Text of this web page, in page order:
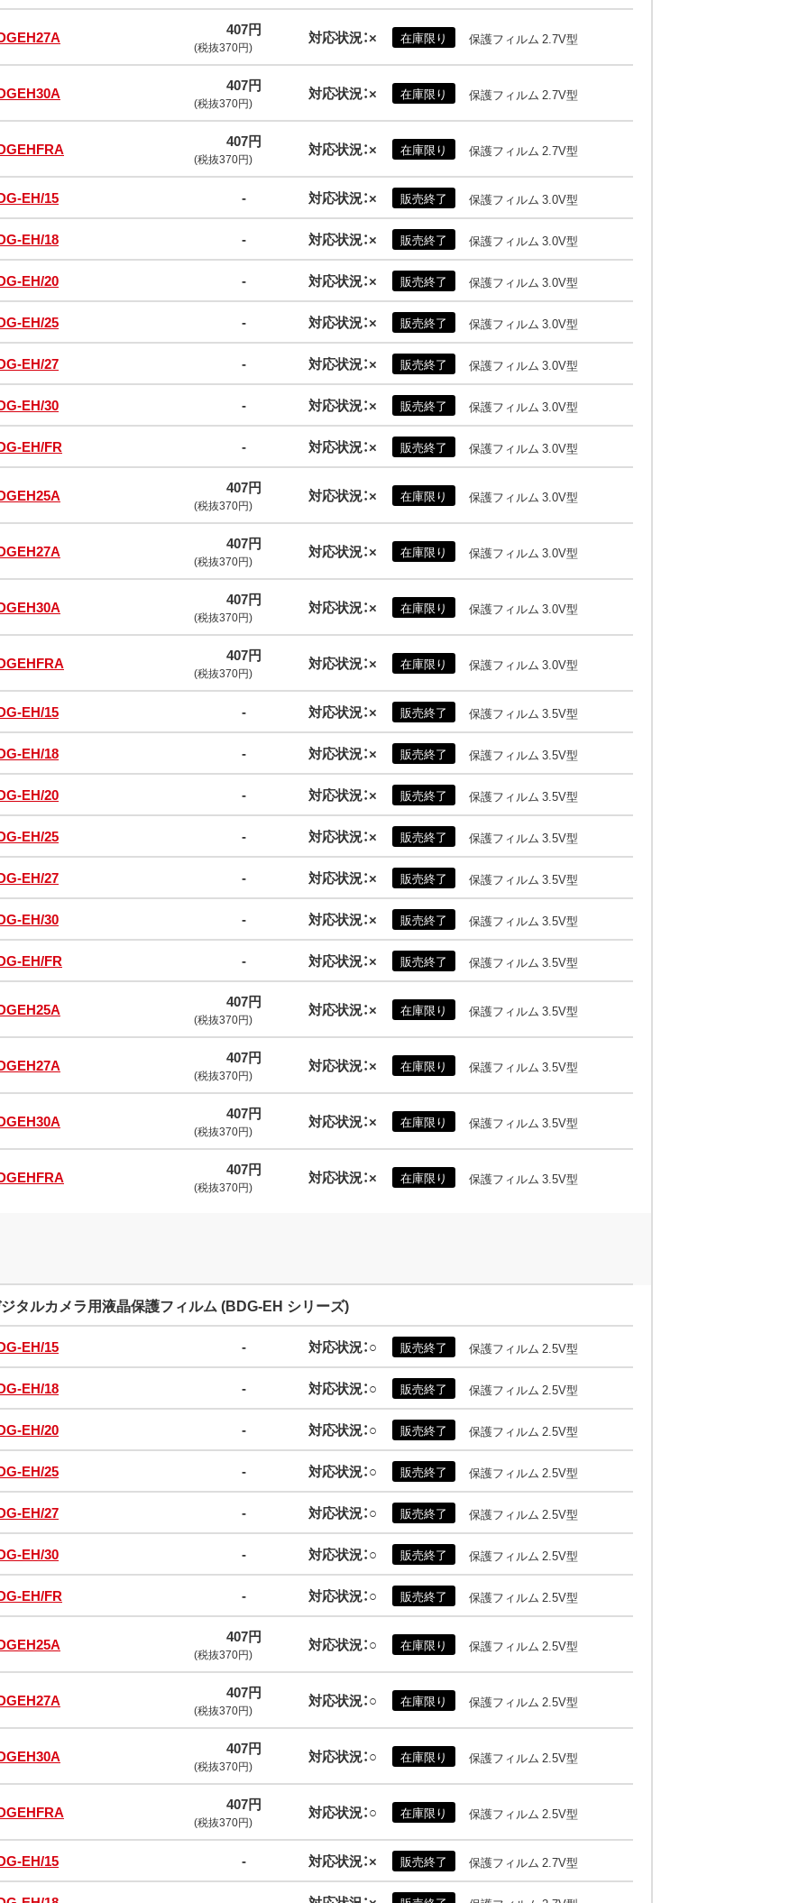
407円
(税抜370円) 対応状況：× 在庫限り 保護フィルム 2.7V型
407円
(税抜370円) 対応状況：× 在庫限り 保護フィルム 2.7V型
407円
(税抜370円) 対応状況：× 在庫限り 保護フィルム 2.7V型
EH/15 - 対応状況：× 販売終了 保護フィルム 3.0V型
EH/18 - 対応状況：× 販売終了 保護フィルム 3.0V型
EH/20 - 対応状況：× 販売終了 保護フィルム 3.0V型
EH/25 - 対応状況：× 販売終了 保護フィルム 3.0V型
EH/27 - 対応状況：× 販売終了 保護フィルム 3.0V型
EH/30 - 対応状況：× 販売終了 保護フィルム 3.0V型
EH/FR - 対応状況：× 販売終了 保護フィルム 3.0V型
407円
(税抜370円) 対応状況：× 在庫限り 保護フィルム 3.0V型
407円
(税抜370円) 対応状況：× 在庫限り 保護フィルム 3.0V型
407円
(税抜370円) 対応状況：× 在庫限り 保護フィルム 3.0V型
407円
(税抜370円) 対応状況：× 在庫限り 保護フィルム 3.0V型
EH/15 - 対応状況：× 販売終了 保護フィルム 3.5V型
EH/18 - 対応状況：× 販売終了 保護フィルム 3.5V型
EH/20 - 対応状況：× 販売終了 保護フィルム 3.5V型
EH/25 - 対応状況：× 販売終了 保護フィルム 3.5V型
EH/27 - 対応状況：× 販売終了 保護フィルム 3.5V型
EH/30 - 対応状況：× 販売終了 保護フィルム 3.5V型
EH/FR - 対応状況：× 販売終了 保護フィルム 3.5V型
407円
(税抜370円) 対応状況：× 在庫限り 保護フィルム 3.5V型
407円
(税抜370円) 対応状況：× 在庫限り 保護フィルム 3.5V型
407円
(税抜370円) 対応状況：× 在庫限り 保護フィルム 3.5V型
407円
(税抜370円) 対応状況：× 在庫限り 保護フィルム 3.5V型
タルカメラ用液晶保護フィルム (BDG-EH シリーズ)
EH/15 - 対応状況：○ 販売終了 保護フィルム 2.5V型
EH/18 - 対応状況：○ 販売終了 保護フィルム 2.5V型
EH/20 - 対応状況：○ 販売終了 保護フィルム 2.5V型
EH/25 - 対応状況：○ 販売終了 保護フィルム 2.5V型
EH/27 - 対応状況：○ 販売終了 保護フィルム 2.5V型
EH/30 - 対応状況：○ 販売終了 保護フィルム 2.5V型
EH/FR - 対応状況：○ 販売終了 保護フィルム 2.5V型
407円
(税抜370円) 対応状況：○ 在庫限り 保護フィルム 2.5V型
407円
(税抜370円) 対応状況：○ 在庫限り 保護フィルム 2.5V型
407円
(税抜370円) 対応状況：○ 在庫限り 保護フィルム 2.5V型
407円
(税抜370円) 対応状況：○ 在庫限り 保護フィルム 2.5V型
EH/15 - 対応状況：× 販売終了 保護フィルム 2.7V型